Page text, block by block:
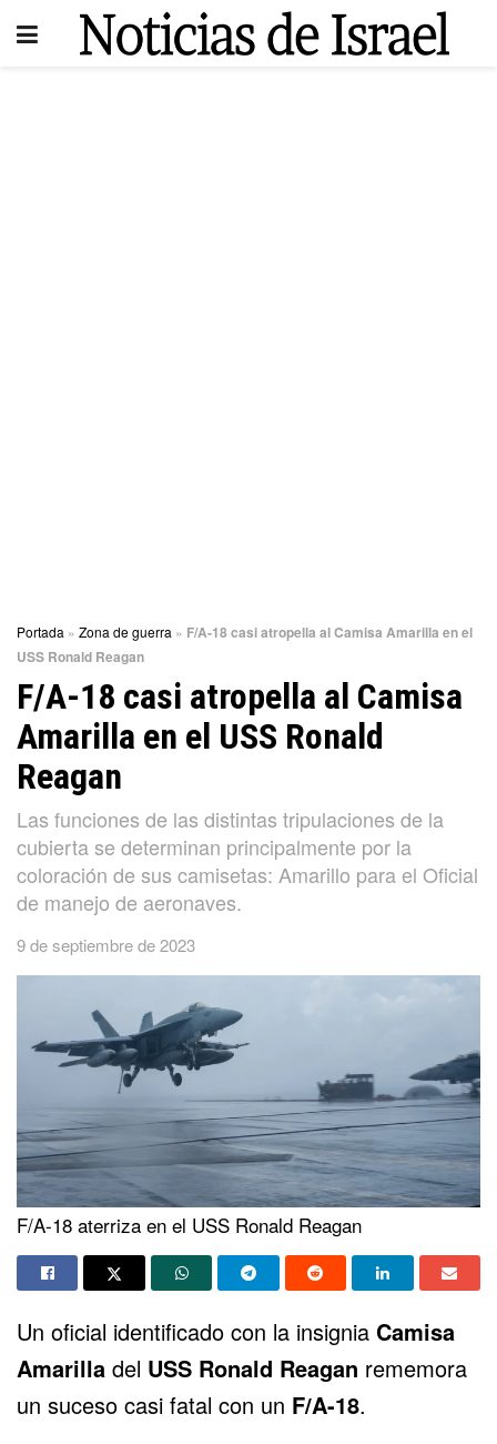
Portada » Zona de guerra » F/A-18 casi atropella al Camisa Amarilla en el
USS Ronald Reagan
F/A-18 casi atropella al Camisa
Amarilla en el USS Ronald
Reagan
Las funciones de las distintas tripulaciones de la
cubierta se determinan principalmente por la
coloración de sus camisetas: Amarillo para el Oficial
de manejo de aeronaves.
9 de septiembre de 2023
F/A-18 aterriza en el USS Ronald Reagan
Un oficial identificado con la insignia Camisa
Amarilla del USS Ronald Reagan rememora
un suceso casi fatal con un F/A-18.